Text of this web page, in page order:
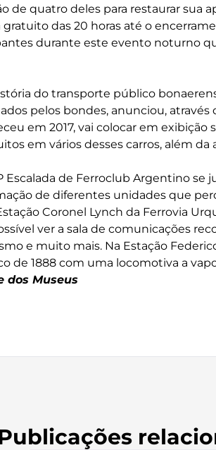
de quatro deles para restaurar sua
das 20 horas até o
durante este evento noturno
do transporte público
pelos bondes, anunciou,
em 2017, vai colocar em exibição
em vários desses carros, além
Escalada de Ferroclub Argentino se
de diferentes unidades que
Coronel Lynch da Ferrovia
ver a sala de comunicações
e muito mais. Na Estação
de 1888 com uma locomotiva a
dos Museus